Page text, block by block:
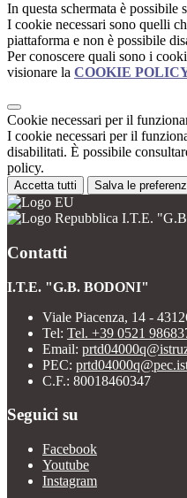
In questa schermata è possibile
I cookie necessari sono quelli
piattaforma e non è possibile
Per conoscere quali sono i
visionare la COOKIE
Cookie necessari per il
I cookie necessari per il
disabilitati. È possibile
policy.
Accetta tutti Salva le
I.T.E.
Contatti
I.T.E. "G.B. BODONI"
Viale Piacenza, 14 -
Tel: Tel. +39 0521
Email:
PEC:
C.F.: 80018460347
Seguici su
Facebook
Youtube
Instagram